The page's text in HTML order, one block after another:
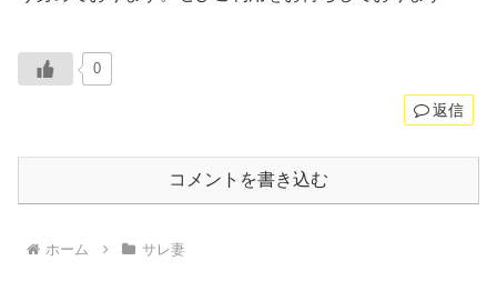
0
返信
コメントを書き込む
ホーム サレ妻